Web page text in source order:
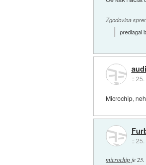
Zgodovina
predlagal
::25.
Microchip,
::25.
microchipje25.